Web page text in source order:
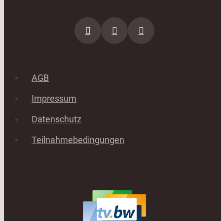
AGB
Impressum
Datenschutz
Teilnahmebedingungen